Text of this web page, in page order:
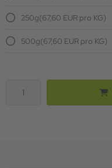
250g(67,60 EUR pro KG)
500g(67,60 EUR pro KG)